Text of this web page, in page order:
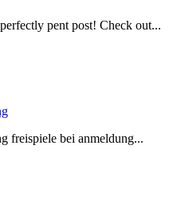
pent post! Check оut...
freispiele bei anmeldung...